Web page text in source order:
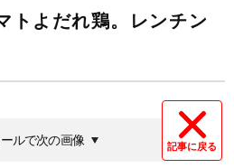
トよだれ鶏。レンチン
記事に戻る
ルで次の画像